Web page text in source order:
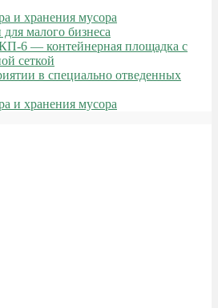
и хранения мусора
малого бизнеса
6 — контейнерная площадка с
сеткой
в специально отведенных
и хранения мусора